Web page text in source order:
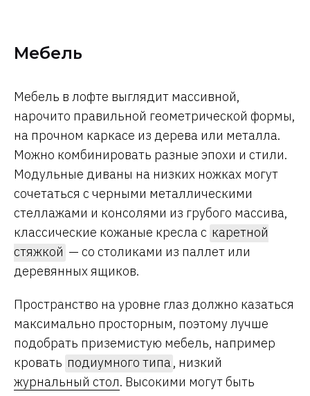
Мебель
Мебель в лофте выглядит массивной,
нарочито правильной геометрической формы,
на прочном каркасе из дерева или металла.
Можно комбинировать разные эпохи и стили.
Модульные диваны на низких ножках могут
сочетаться с черными металлическими
стеллажами и консолями из грубого массива,
классические кожаные кресла с каретной
стяжкой — со столиками из паллет или
деревянных ящиков.
Пространство на уровне глаз должно казаться
максимально просторным, поэтому лучше
подобрать приземистую мебель, например
кровать подиумного типа , низкий
журнальный стол. Высокими могут быть